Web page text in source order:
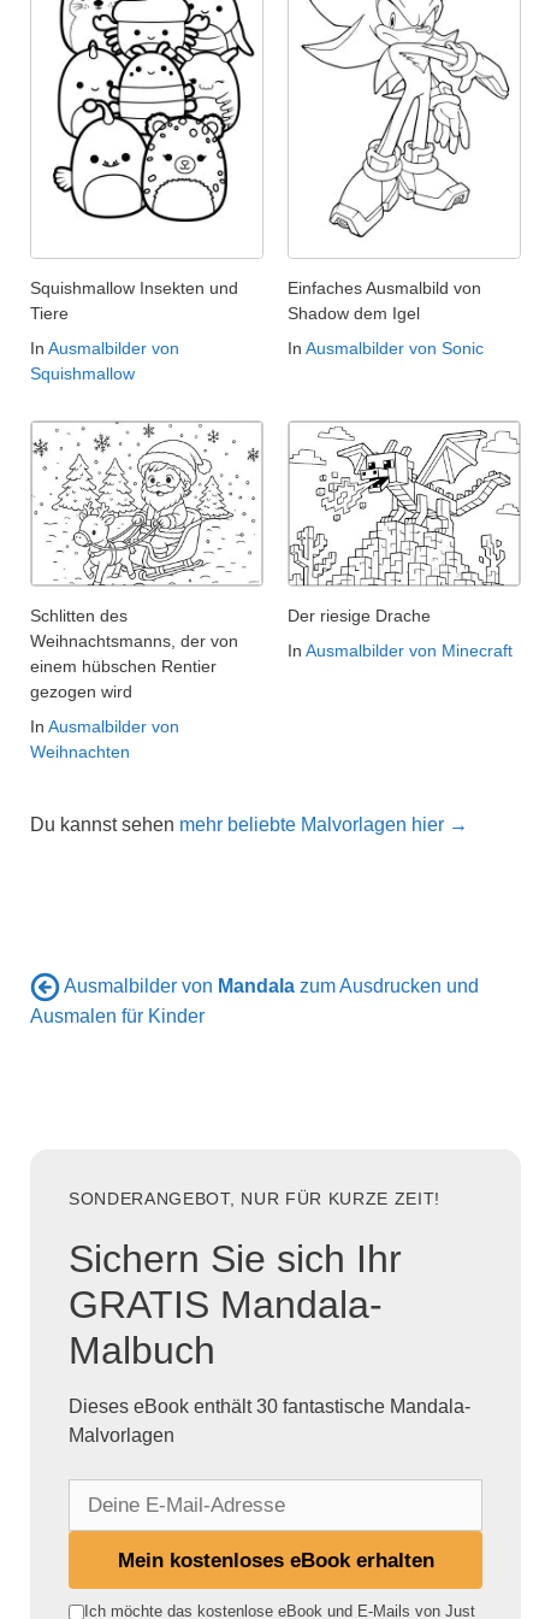
Squishmallow Insekten und
Tiere
In Ausmalbilder von
Squishmallow
Einfaches Ausmalbild von
Shadow dem Igel
In Ausmalbilder von Sonic
Schlitten des
Weihnachtsmanns, der von
einem hübschen Rentier
gezogen wird
In Ausmalbilder von
Weihnachten
Der riesige Drache
In Ausmalbilder von Minecraft
Du kannst sehen mehr beliebte Malvorlagen hier →
Ausmalbilder von Mandala zum Ausdrucken und
Ausmalen für Kinder
SONDERANGEBOT, NUR FÜR KURZE ZEIT!
Sichern Sie sich Ihr
GRATIS Mandala-
Malbuch
Dieses eBook enthält 30 fantastische Mandala-
Malvorlagen
e
Mein kostenloses eBook erhalten
Ich möchte das kostenlose eBook und E-Mails von Just